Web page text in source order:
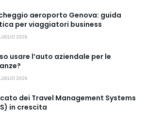
aeroporto Genova: guida
per viaggiatori business
2026
usare l’auto aziendale per le
2026
dei Travel Management Systems
in crescita